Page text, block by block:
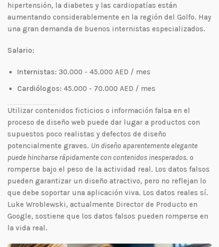
hipertensión, la diabetes y las cardiopatías están
aumentando considerablemente en la región del Golfo. Hay
una gran demanda de buenos internistas especializados.
Salario:
Internistas: 30.000 - 45.000 AED / mes
Cardiólogos: 45.000 - 70.000 AED / mes
Utilizar contenidos ficticios o información falsa en el
proceso de diseño web puede dar lugar a productos con
supuestos poco realistas y defectos de diseño
potencialmente graves. Un diseño aparentemente elegante
puede hincharse rápidamente con contenidos inesperados. o
romperse bajo el peso de la actividad real. Los datos falsos
pueden garantizar un diseño atractivo, pero no reflejan lo
que debe soportar una aplicación viva. Los datos reales sí.
Luke Wroblewski, actualmente Director de Producto en
Google, sostiene que los datos falsos pueden romperse en
la vida real.